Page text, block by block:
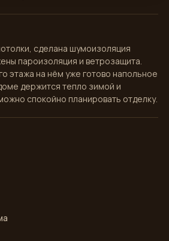
сделана шумоизоляция
пароизоляция и ветрозащита.
этажа на нём уже готово напольное
держится тепло зимой и
спокойно планировать отделку.